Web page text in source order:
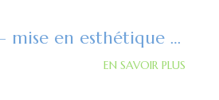
Extraction et implantation immédiate – mise en esthétique directe
EN SAVOIR PLUS